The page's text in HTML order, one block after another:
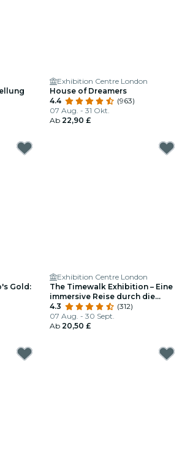
Exhibition Centre London
House of Dreamers
4.4
(963)
07 Aug. - 31 Okt.
Ab 22,90 £
Gold:
Exhibition Centre London
The Timewalk Exhibition – Eine
immersive Reise durch die
Zivilisationen
4.3
(312)
07 Aug. - 30 Sept.
Ab 20,50 £